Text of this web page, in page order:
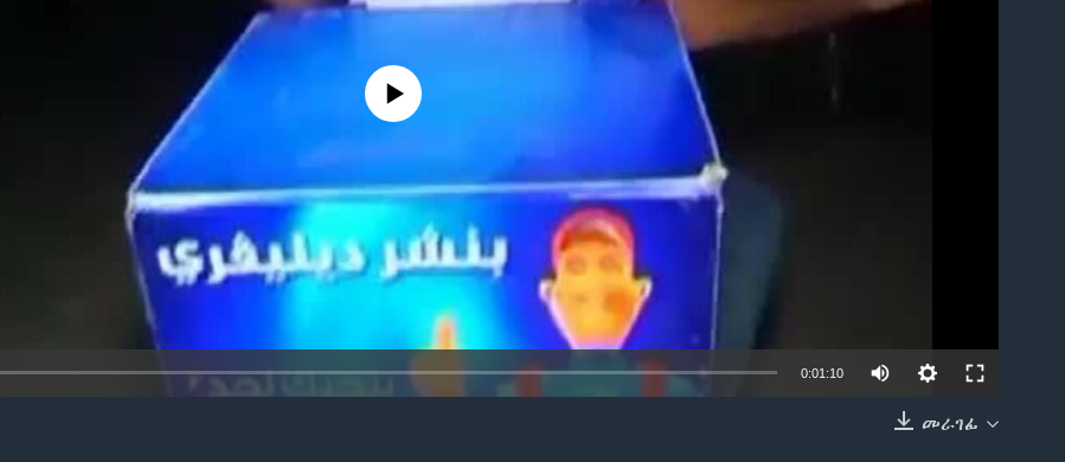
No media source currently available
0:01:10
መራገፊ